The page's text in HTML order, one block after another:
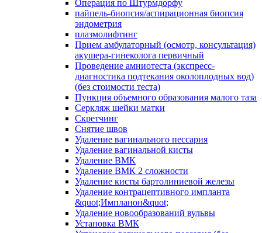
Операция по Штурмдорфу
пайпель-биопсия/аспирационная биопсия
эндометрия
плазмолифтинг
Прием амбулаторный (осмотр, консультация)
акушера-гинеколога первичный
Проведение амниотеста (экспресс-
диагностика подтекания околоплодных вод)
(без стоимости теста)
Пункция объемного образования малого таза
Серкляж шейки матки
Скретчинг
Снятие швов
Удаление вагинального пессария
Удаление вагинальной кисты
Удаление ВМК
Удаление ВМК 2 сложности
Удаление кисты бартолиниевой железы
Удаление контрацептивного импланта
&quot;Импланон&quot;
Удаление новообразований вульвы
Установка ВМК